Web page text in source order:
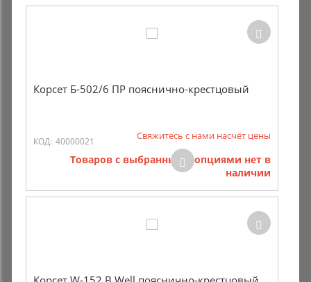
Корсет Б-502/6 ПР пояснично-крестцовый
КОД: 40000021 Свяжитесь с нами насчёт цены
Товаров с выбранными опциями нет в
наличии